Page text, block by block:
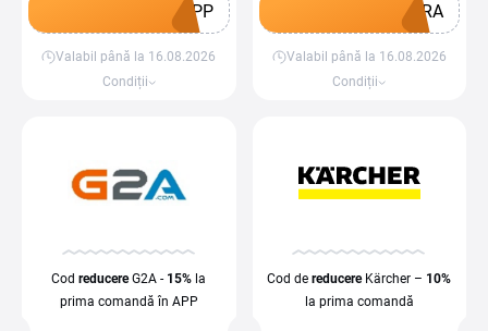
Obține un cupon
APP
Valabil până la 16.08.2026
Condiții
Obține un cupon
TRA
Valabil până la 16.08.2026
Condiții
CodreducereG2A - 15% la
prima comandă în APP
Cod dereducereKärcher – 10%
la prima comandă